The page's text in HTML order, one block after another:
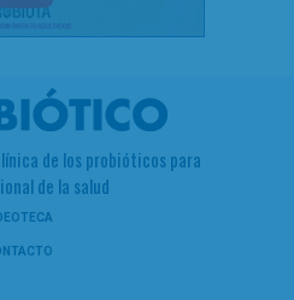
de los probióticos para
de la salud